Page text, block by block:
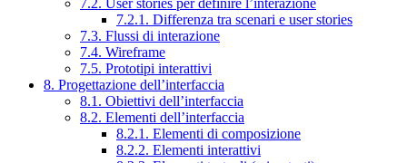
7.2.1. Differenza tra scenari e user stories
7.3. Flussi di interazione
7.4. Wireframe
7.5. Prototipi interattivi
8. Progettazione dell’interfaccia
8.1. Obiettivi dell’interfaccia
8.2. Elementi dell’interfaccia
8.2.1. Elementi di composizione
8.2.2. Elementi interattivi